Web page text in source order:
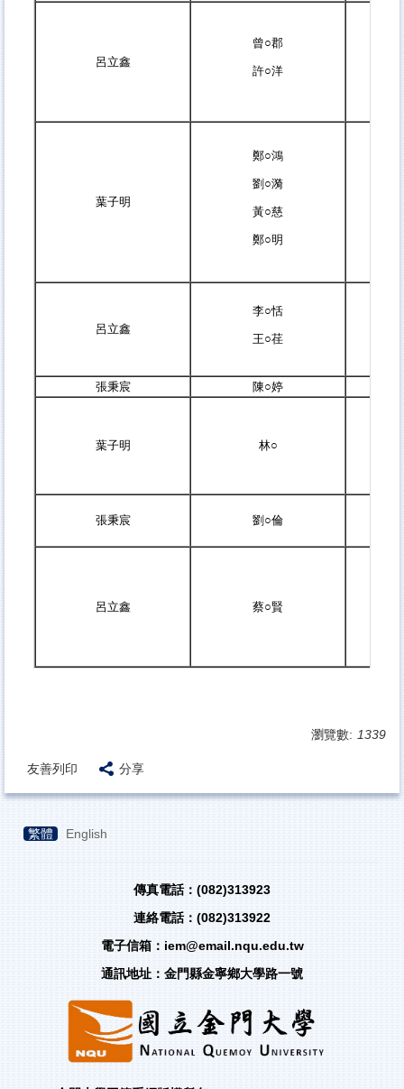
呂立鑫
曾○郡
許○洋
葉子明
鄭○鴻
劉○漪
黃○慈
鄭○明
呂立鑫
李○恬
王○荏
張秉宸 陳○婷
葉子明 林○
張秉宸 劉○倫
呂立鑫 蔡○賢
瀏覽數: 1339
友善列印 分享
繁體 English
傳真電話：(082)313923
連絡電話：(082)313922
電子信箱：iem@email.nqu.edu.tw
通訊地址：金門縣金寧鄉大學路一號